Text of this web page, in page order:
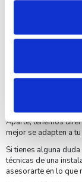
Por otro lado,
545347
Aparte, tenemos
mejor se adapten a
Si tienes alguna
técnicas de una
asesorarte en lo que